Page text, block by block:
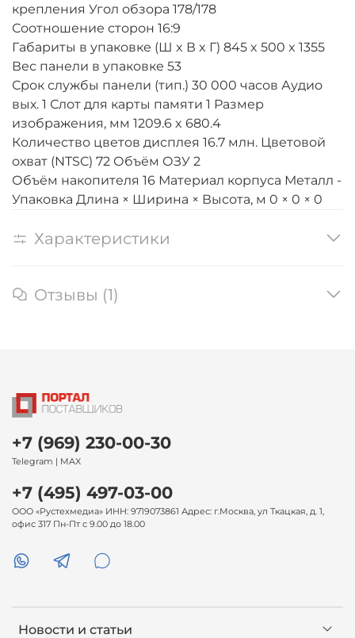
крепления Угол обзора 178/178
Соотношение сторон 16:9
Габариты в упаковке (Ш x В x Г) 845 x 500 x 1355
Вес панели в упаковке 53
Срок службы панели (тип.) 30 000 часов Аудио
вых. 1 Слот для карты памяти 1 Размер
изображения, мм 1209.6 x 680.4
Количество цветов дисплея 16.7 млн. Цветовой
охват (NTSC) 72 Объём ОЗУ 2
Объём накопителя 16 Материал корпуса Металл -
Упаковка Длина × Ширина × Высота, м 0 × 0 × 0
Характеристики
Отзывы (1)
Новости и статьи
+7 (969) 230-00-30
Telegram | MAX
+7 (495) 497-03-00
ООО «Рустехмедиа» ИНН: 9719073861 Адрес: г.Москва, ул Ткацкая, д. 1,
офис 317 Пн-Пт с 9.00 до 18.00